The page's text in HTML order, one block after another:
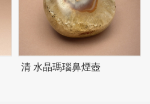
清 水晶瑪瑙鼻煙壺